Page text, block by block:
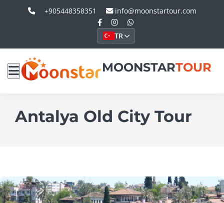
+905448358351 info@moonstartour.com
TR
MOONSTARTOUR
Antalya Old City Tour